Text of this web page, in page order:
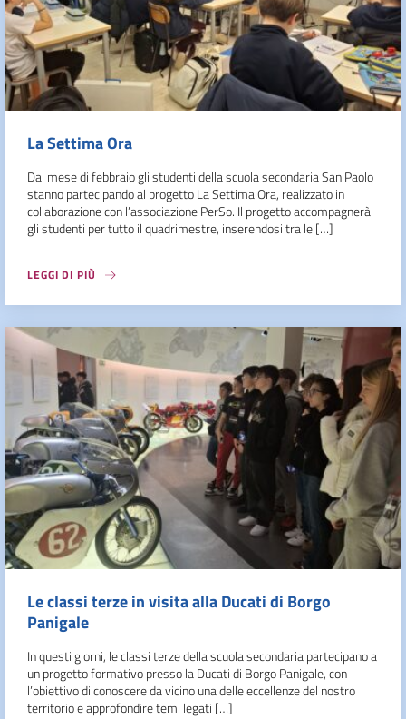
La Settima Ora
Dal mese di febbraio gli studenti della scuola secondaria San Paolo
stanno partecipando al progetto La Settima Ora, realizzato in
collaborazione con l’associazione PerSo. Il progetto accompagnerà
gli studenti per tutto il quadrimestre, inserendosi tra le […]
LEGGI DI PIÙ
Le classi terze in visita alla Ducati di Borgo
Panigale
In questi giorni, le classi terze della scuola secondaria partecipano a
un progetto formativo presso la Ducati di Borgo Panigale, con
l’obiettivo di conoscere da vicino una delle eccellenze del nostro
territorio e approfondire temi legati […]